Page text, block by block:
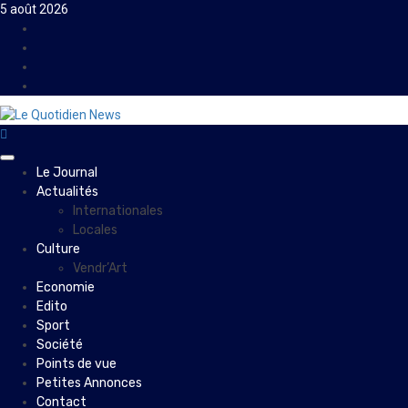
Skip
content
5 août 2026
PrimaryLe Journal
Actualités
Internationales
Locales
Culture
Vendr’Art
Economie
Edito
Sport
Société
Points de vue
Petites Annonces
Contact